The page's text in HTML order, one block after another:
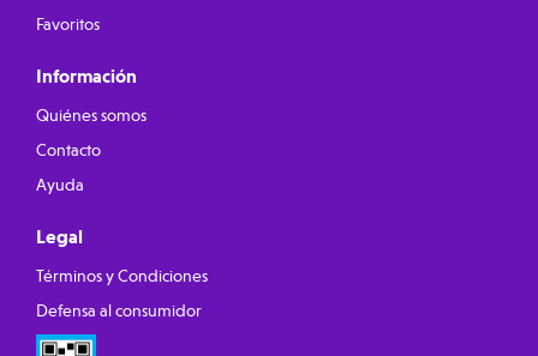
Favoritos
Información
Quiénes somos
Contacto
Ayuda
Legal
Términos y Condiciones
Defensa al consumidor